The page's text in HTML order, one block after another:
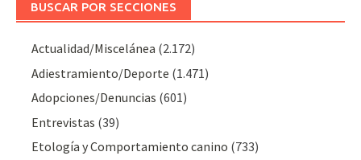
BUSCAR POR SECCIONES
Actualidad/Miscelánea (2.172)
Adiestramiento/Deporte (1.471)
Adopciones/Denuncias (601)
Entrevistas (39)
Etología y Comportamiento canino (733)